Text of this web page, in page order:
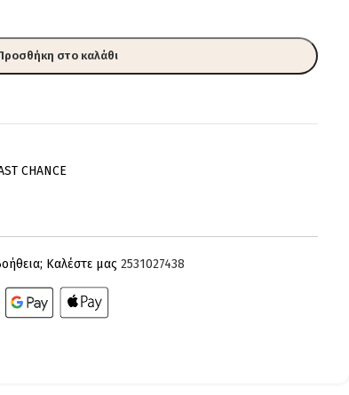
στο καλάθι
CHANCE
Καλέστε μας 2531027438